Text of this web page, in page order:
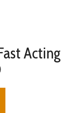
Acting